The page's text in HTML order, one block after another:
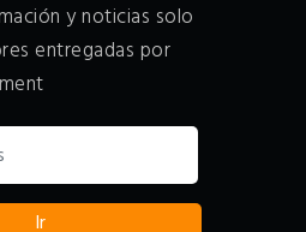
y noticias solo
entregadas por